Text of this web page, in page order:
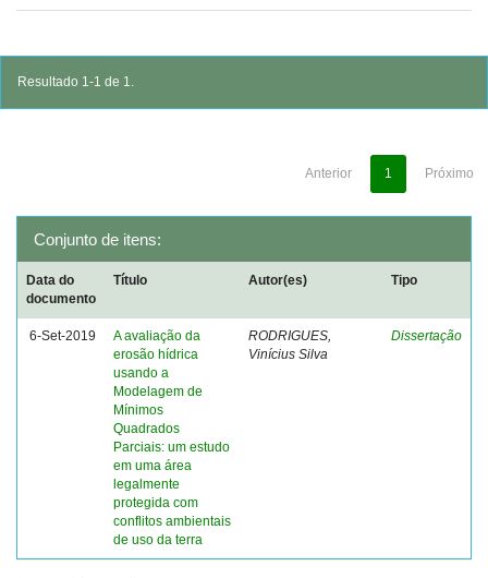
Resultado 1-1 de 1.
Anterior 1 Próximo
Conjunto de itens:
Data do
documento
Título Autor(es) Tipo
6-Set-2019
A avaliação da
erosão hídrica
usando a
Modelagem de
Mínimos
Quadrados
Parciais: um estudo
em uma área
legalmente
protegida com
conflitos ambientais
de uso da terra
RODRIGUES,
Vinícius Silva
Dissertação